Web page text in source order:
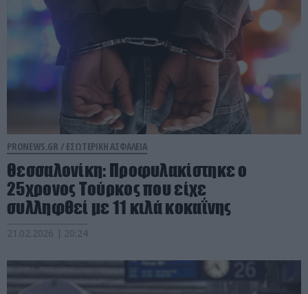
PRONEWS.GR / ΕΣΩΤΕΡΙΚΗ ΑΣΦΑΛΕΙΑ
Θεσσαλονίκη: Προφυλακίστηκε ο
25χρονος Τούρκος που είχε
συλληφθεί με 11 κιλά κοκαΐνης
21.02.2026 | 20:24